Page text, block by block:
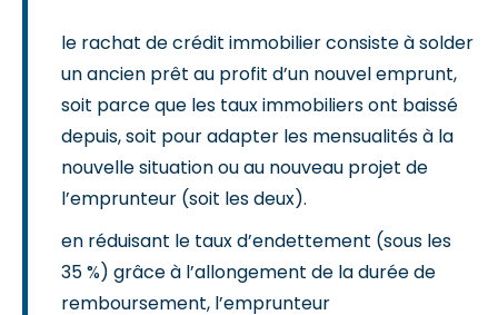
le rachat de crédit immobilier consiste à solder
un ancien prêt au profit d’un nouvel emprunt,
soit parce que les taux immobiliers ont baissé
depuis, soit pour adapter les mensualités à la
nouvelle situation ou au nouveau projet de
l’emprunteur (soit les deux).
en réduisant le taux d’endettement (sous les
35 %) grâce à l’allongement de la durée de
remboursement, l’emprunteur